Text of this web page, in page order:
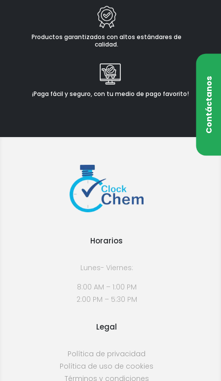
Productos garantizados con altos estándares de
calidad.
¡Paga fácil y seguro, con tu medio de pago favorito! Contáctanos
Horarios
Lunes- Viernes:
8:00 AM – 1:00 PM
2:00 PM – 5:30 PM
Legal
Política de privacidad
Política de uso de cookies
Términos y condiciones